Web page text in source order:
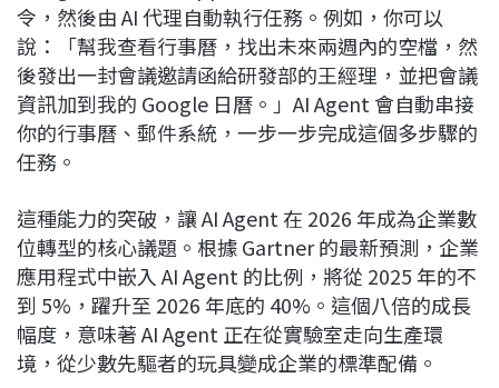
令，然後由 AI 代理自動執行任務。例如，你可以
說：「幫我查看行事曆，找出未來兩週內的空檔，然
後發出一封會議邀請函給研發部的王經理，並把會議
資訊加到我的 Google 日曆。」AI Agent 會自動串接
你的行事曆、郵件系統，一步一步完成這個多步驟的
任務。
這種能力的突破，讓 AI Agent 在 2026 年成為企業數
位轉型的核心議題。根據 Gartner 的最新預測，企業
應用程式中嵌入 AI Agent 的比例，將從 2025 年的不
到 5%，躍升至 2026 年底的 40%。這個八倍的成長
幅度，意味著 AI Agent 正在從實驗室走向生產環
境，從少數先驅者的玩具變成企業的標準配備。